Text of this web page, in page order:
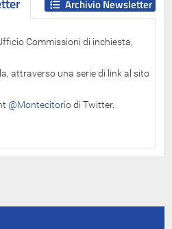
Commissioni di inchiesta,
attraverso una serie di link al sito
@Montecitoriodi Twitter.
Archivio Newsletter